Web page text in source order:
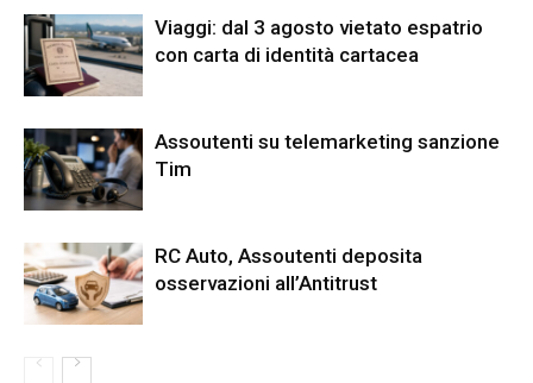
Viaggi: dal 3 agosto vietato espatrio
con carta di identità cartacea
Assoutenti su telemarketing sanzione
Tim
RC Auto, Assoutenti deposita
osservazioni all’Antitrust